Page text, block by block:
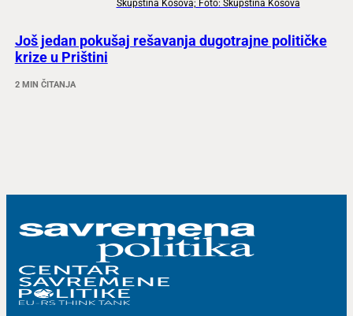
Skupština Kosova; Foto: Skupština Kosova
Još jedan pokušaj rešavanja dugotrajne političke
krize u Prištini
2 MIN ČITANJA